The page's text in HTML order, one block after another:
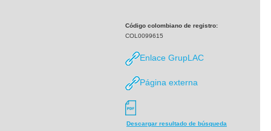
Código colombiano de registro:
COL0099615
Enlace GrupLAC
Página externa
Descargar resultado de búsqueda